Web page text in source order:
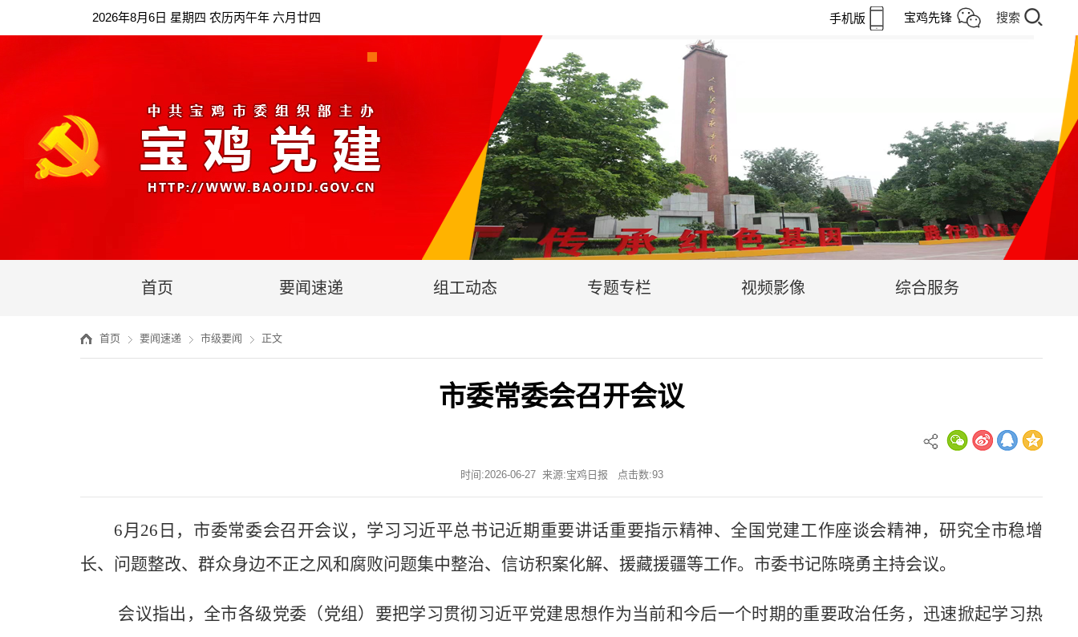
2026年8月6日 星期四 农历丙午年 六月廿四 手机版 宝鸡先锋 搜索
首页 要闻速递 组工动态 专题专栏 视频影像 综合服务
首页 要闻速递 市级要闻 正文
市委常委会召开会议
时间:2026-06-27 来源:宝鸡日报 点击数:93
6月26日，市委常委会召开会议，学习习近平总书记近期重要讲话重要指示精神、全国党建工作座谈会精神，研究全市稳增
长、问题整改、群众身边不正之风和腐败问题集中整治、信访积案化解、援藏援疆等工作。市委书记陈晓勇主持会议。
会议指出，全市各级党委（党组）要把学习贯彻习近平党建思想作为当前和今后一个时期的重要政治任务，迅速掀起学习热